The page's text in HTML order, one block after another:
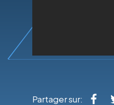
Partager sur: